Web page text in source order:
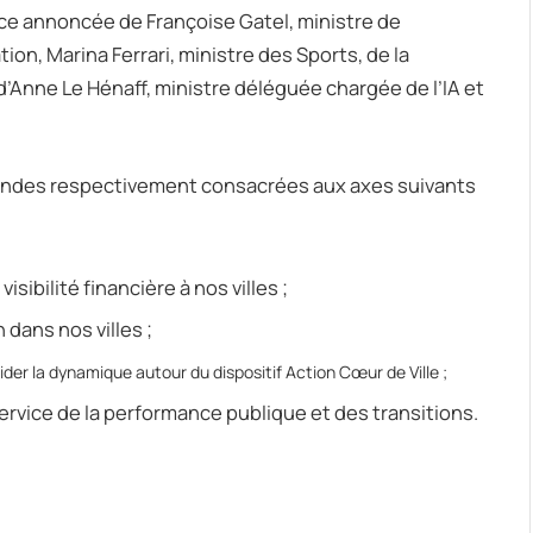
annoncée de Françoise Gatel, ministre de
Marina Ferrari, ministre des Sports, de la
Le Hénaff, ministre déléguée chargée de l’IA et
respectivement consacrées aux axes suivants
financière à nos villes ;
nos villes ;
la dynamique autour du dispositif Action Cœur de Ville ;
de la performance publique et des transitions.